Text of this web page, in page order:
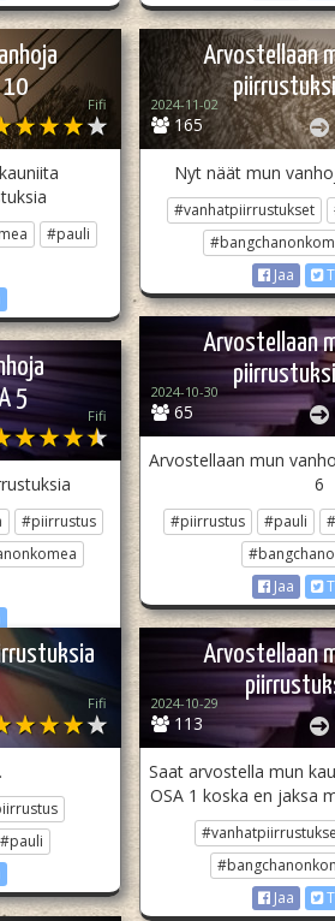
Fifi
#pauli
Arvostellaan
165
2024-11-02
Nyt näät mun
#vanhatpiirrustukset
Jaa
Arvostellaan
65
2024-10-30
Arvostellaan mun
6
#piirrustus #pauli
Jaa
5
Fifi
#piirrustus
Fifi
#pauli
Arvostellaan
113
2024-10-29
Saat arvostella mun
OSA 1 koska en jaksa
Jaa